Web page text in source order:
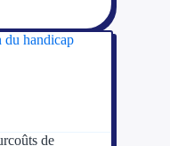
FAQ
du handicap
de